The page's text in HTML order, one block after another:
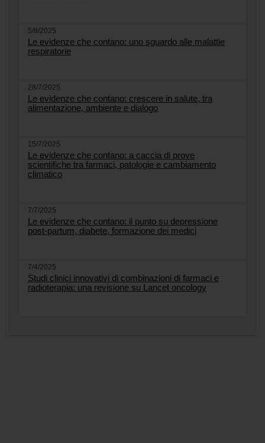
5/8/2025
Le evidenze che contano: uno sguardo alle malattie
respiratorie
28/7/2025
Le evidenze che contano: crescere in salute, tra
alimentazione, ambiente e dialogo
15/7/2025
Le evidenze che contano: a caccia di prove
scientifiche tra farmaci, patologie e cambiamento
climatico
7/7/2025
Le evidenze che contano: il punto su depressione
post-partum, diabete, formazione dei medici
7/4/2025
Studi clinici innovativi di combinazioni di farmaci e
radioterapia: una revisione su Lancet oncology